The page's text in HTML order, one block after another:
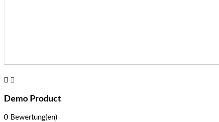
 
Demo Product
0 Bewertung(en)